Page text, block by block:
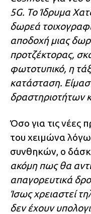
5G. Το Ίδρυμα
δωρεά
αποδοχή μιας
προτζέκτορας,
φωτοτυπικό, η
κατάσταση.
δραστηριοτήτων
Όσο για τις νέες
του χειμώνα
συνθηκών, ο
ακόμη πως θα
απαγορευτικά
Ίσως χρειαστεί
δεν έχουν